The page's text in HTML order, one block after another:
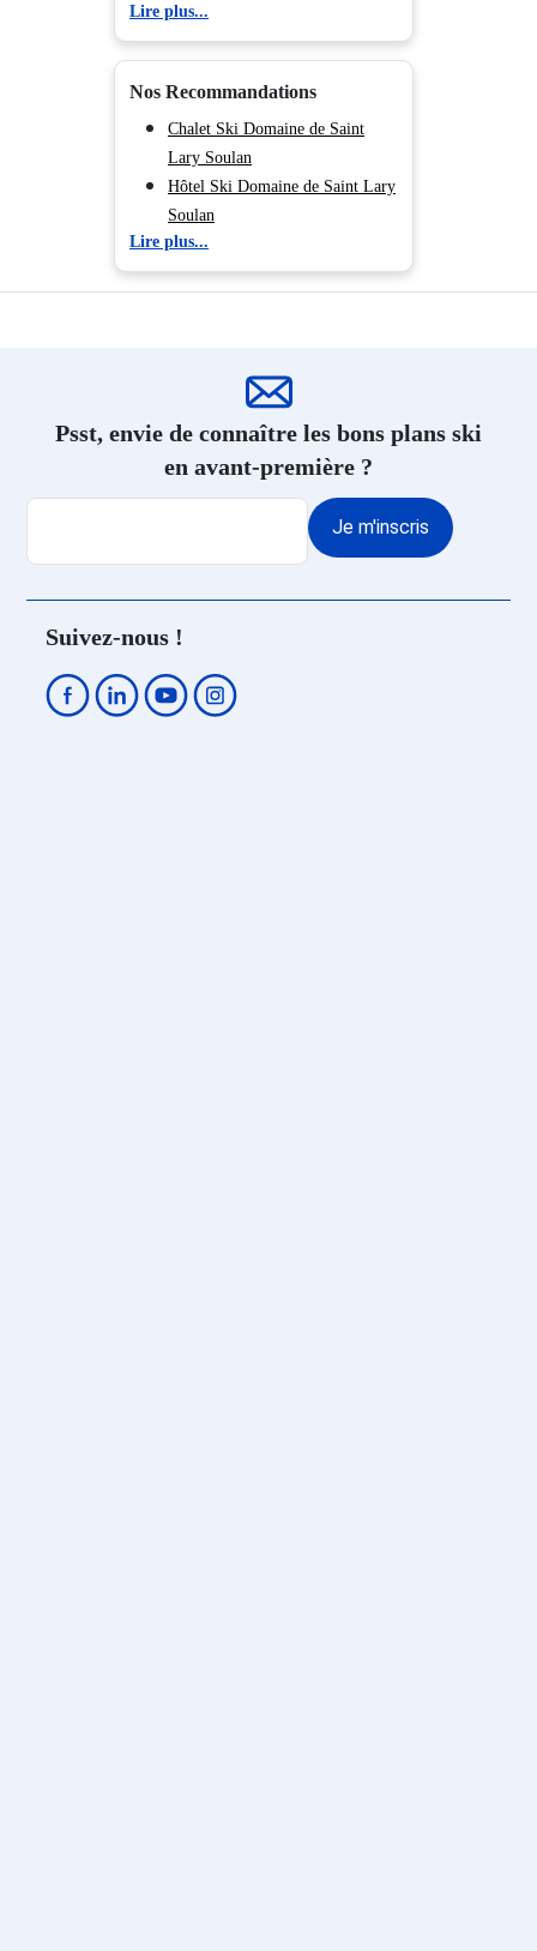
Lire plus...
Nos Recommandations
Chalet Ski Domaine de Saint
Lary Soulan
Hôtel Ski Domaine de Saint Lary
Soulan
Club vacances Ski Domaine de
Saint Lary Soulan
Domaine de Saint Lary Soulan
Lire plus...
Psst, envie de connaître les bons plans ski
en avant-première ?
Je m'inscris
Suivez-nous !